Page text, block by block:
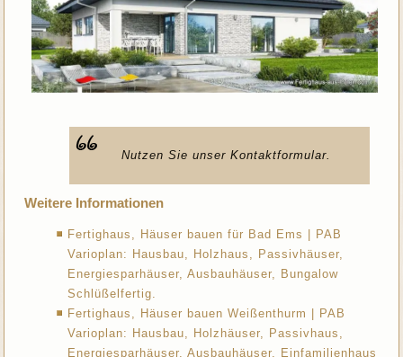
Nutzen Sie unser Kontaktformular.
Weitere Informationen
Fertighaus, Häuser bauen für Bad Ems | PAB
Varioplan: Hausbau, Holzhaus, Passivhäuser,
Energiesparhäuser, Ausbauhäuser, Bungalow
Schlüßelfertig.
Fertighaus, Häuser bauen Weißenthurm | PAB
Varioplan: Hausbau, Holzhäuser, Passivhaus,
Energiesparhäuser, Ausbauhäuser, Einfamilienhaus